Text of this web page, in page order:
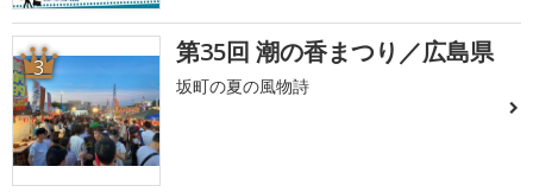
3 第35回 潮の香まつり／広島県
坂町の夏の風物詩